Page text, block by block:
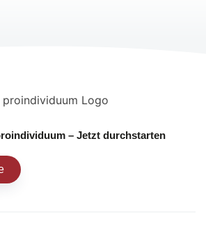
– Jetzt durchstarten